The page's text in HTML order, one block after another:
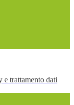
e trattamento dati